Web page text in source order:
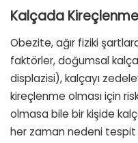
Kalçada
Obezite, ağır fiziki
faktörler, doğumsal kalça
displazisi), kalçayı
kireçlenme olması için
olmasa bile bir kişide
her zaman nedeni tespit